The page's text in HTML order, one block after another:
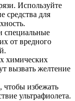
Используйте
средства для
специальные
от вредного
химических
вызвать желтение
чтобы избежать
ультрафиолета.